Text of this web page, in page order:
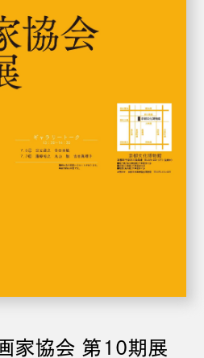
家協会 第10期展